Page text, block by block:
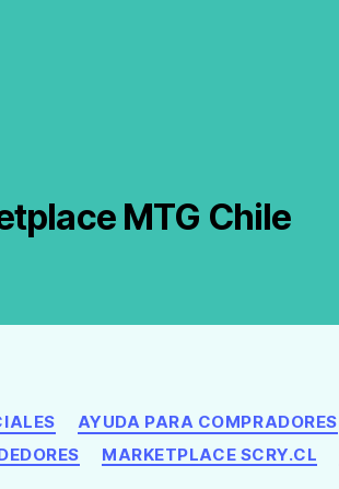
MTG Chile
CategoríasAYUDA PARA COMPRADORES
MARKETPLACE SCRY.CL